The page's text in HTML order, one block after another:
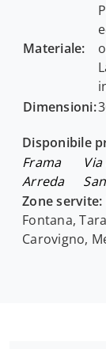
Materiale:
Dimensioni:
Disponibile
Frama
Arreda
Zone servite:
Fontana,
Carovigno,